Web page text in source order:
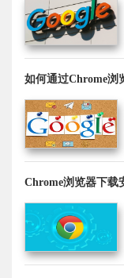
如何通过Chrome浏
Chrome浏览器下载